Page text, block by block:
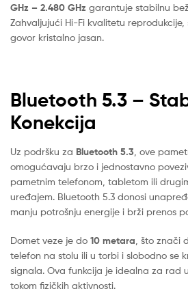
GHz – 2.480 GHz garantuje stabilnu
Zahvaljujući Hi-Fi kvalitetu
govor kristalno jasan.
Bluetooth 5.3 –
Konekcija
Uz podršku za Bluetooth 5.3 , ove
omogućavaju brzo i jednostavno
pametnim telefonom, tabletom ili
uređajem. Bluetooth 5.3 donosi
manju potrošnju energije i brži prenos
Domet veze je do 10 metara , što znači
telefon na stolu ili u torbi i slobodno se
signala. Ova funkcija je idealna za rad
tokom fizičkih aktivnosti.